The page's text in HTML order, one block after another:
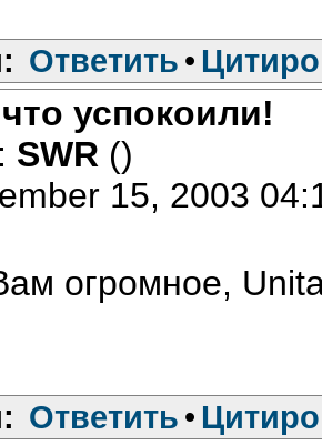
Ответить •
успокоили!
SWR ()
15, 2003
огромное,
Ответить •